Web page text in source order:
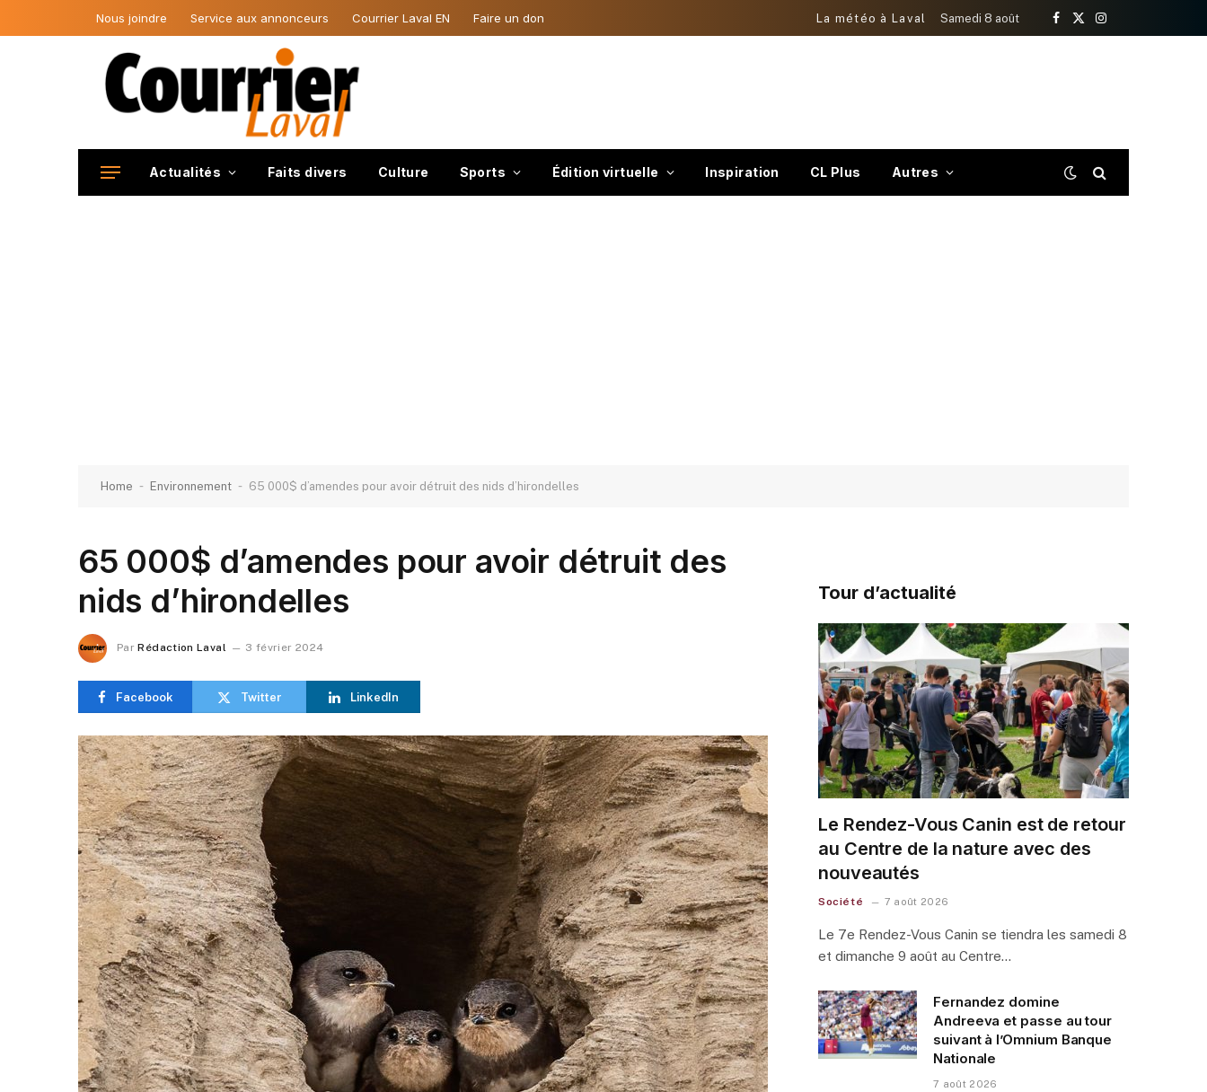
Nous joindre Service aux annonceurs Courrier Laval EN Faire un don La météo à Laval Samedi 8 août
Facebook
X
Instagram
Actualités Faits divers Culture Sports Édition virtuelle Inspiration CL Plus Autres
Home - Environnement - 65 000$ d’amendes pour avoir détruit des nids d’hirondelles
65 000$ d’amendes pour avoir détruit des
nids d’hirondelles
Par Rédaction Laval 3 février 2024
Facebook Twitter LinkedIn
Tour d’actualité
Le Rendez-Vous Canin est de retour
au Centre de la nature avec des
nouveautés
Société 7 août 2026
Le 7e Rendez-Vous Canin se tiendra les samedi 8
et dimanche 9 août au Centre…
Fernandez domine
Andreeva et passe au tour
suivant à l’Omnium Banque
Nationale
7 août 2026